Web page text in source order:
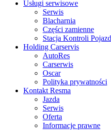
Usługi serwisowe
Serwis
Blacharnia
Części zamienne
Stacja Kontroli
Holding Carservis
AutoRes
Carserwis
Oscar
Polityka prywatności
Kontakt Resma
Jazda
Serwis
Oferta
Informacje prawne